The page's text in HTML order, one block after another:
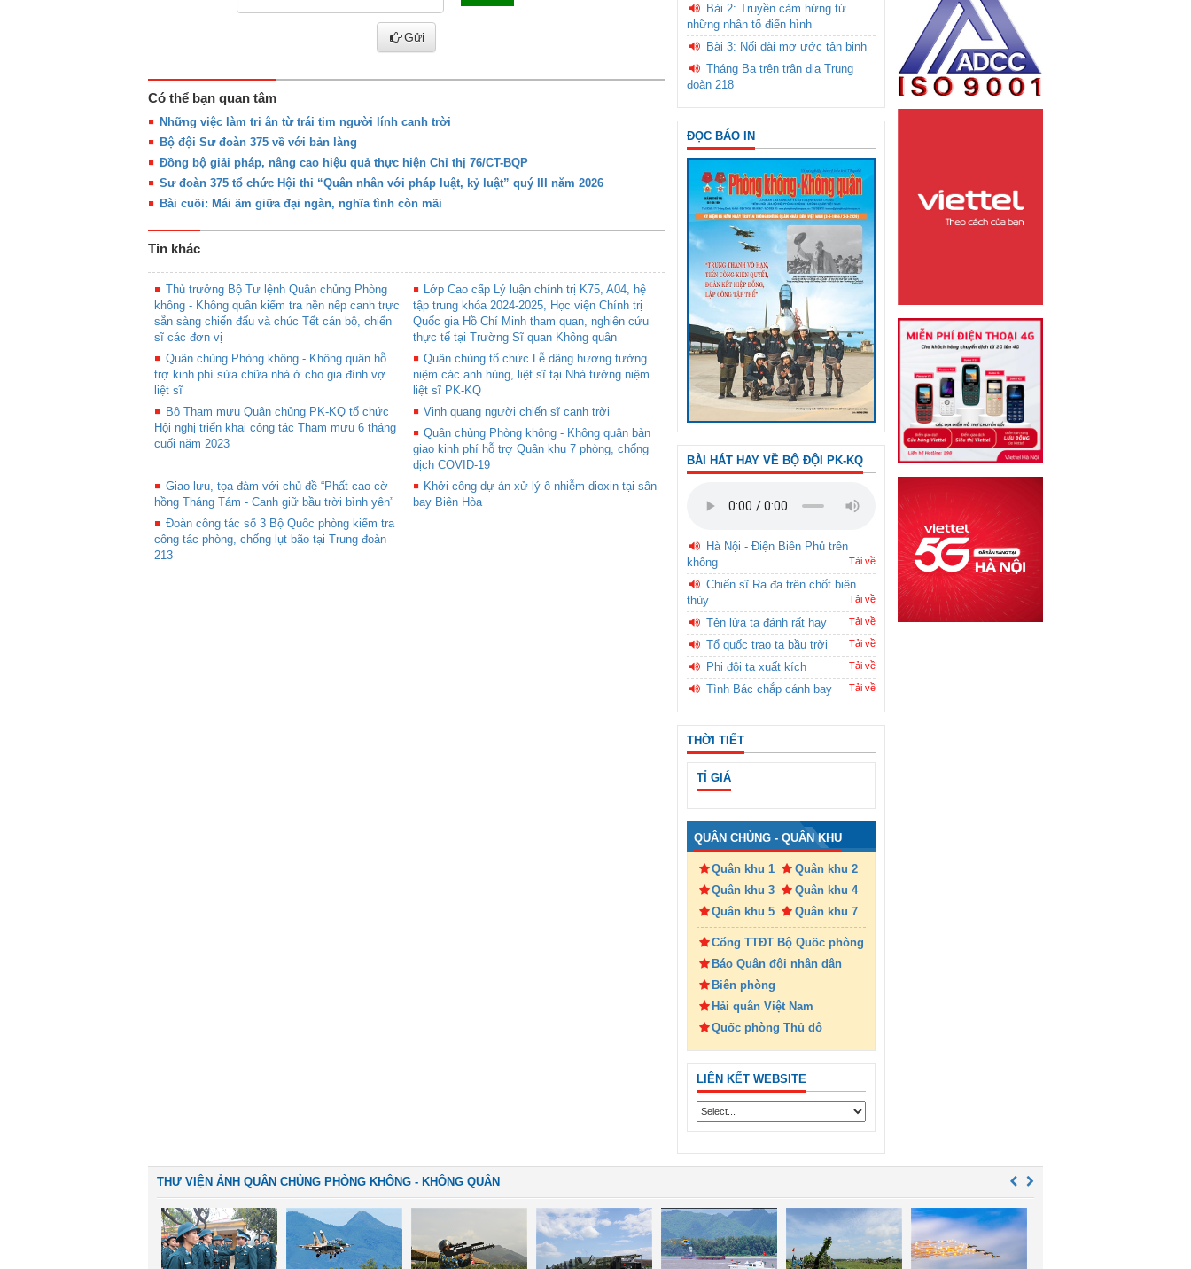
Gửi
Có thể bạn quan tâm
Những việc làm tri ân từ trái tim người lính canh trời
Bộ đội Sư đoàn 375 về với bản làng
Đồng bộ giải pháp, nâng cao hiệu quả thực hiện Chỉ thị 76/CT-BQP
Sư đoàn 375 tổ chức Hội thi “Quân nhân với pháp luật, kỷ luật” quý III năm 2026
Bài cuối: Mái ấm giữa đại ngàn, nghĩa tình còn mãi
Tin khác
Thủ trưởng Bộ Tư lệnh Quân chủng Phòng
không - Không quân kiểm tra nền nếp canh trực
sẵn sàng chiến đấu và chúc Tết cán bộ, chiến
sĩ các đơn vị
Lớp Cao cấp Lý luận chính trị K75, A04, hệ
tập trung khóa 2024-2025, Học viện Chính trị
Quốc gia Hồ Chí Minh tham quan, nghiên cứu
thực tế tại Trường Sĩ quan Không quân
Quân chủng Phòng không - Không quân hỗ
trợ kinh phí sửa chữa nhà ở cho gia đình vợ
liệt sĩ
Quân chủng tổ chức Lễ dâng hương tưởng
niệm các anh hùng, liệt sĩ tại Nhà tưởng niệm
liệt sĩ PK-KQ
Bộ Tham mưu Quân chủng PK-KQ tổ chức
Hội nghị triển khai công tác Tham mưu 6 tháng
cuối năm 2023
Vinh quang người chiến sĩ canh trời
Quân chủng Phòng không - Không quân bàn
giao kinh phí hỗ trợ Quân khu 7 phòng, chống
dịch COVID-19
Giao lưu, tọa đàm với chủ đề “Phất cao cờ
hồng Tháng Tám - Canh giữ bầu trời bình yên”
Khởi công dự án xử lý ô nhiễm dioxin tại sân
bay Biên Hòa
Đoàn công tác số 3 Bộ Quốc phòng kiểm tra
công tác phòng, chống lụt bão tại Trung đoàn
213
Bài 2: Truyền cảm hứng từ
những nhân tố điển hình
Bài 3: Nối dài mơ ước tân binh
Tháng Ba trên trận địa Trung
đoàn 218
ĐỌC BÁO IN
BÀI HÁT HAY VỀ BỘ ĐỘI PK-KQ
Hà Nội - Điện Biên Phủ trên
không
Tải về
Chiến sĩ Ra đa trên chốt biên
thùy
Tải về
Tên lửa ta đánh rất hay Tải về
Tổ quốc trao ta bầu trời Tải về
Phi đội ta xuất kích Tải về
Tình Bác chắp cánh bay Tải về
THỜI TIẾT
TỈ GIÁ
QUÂN CHỦNG - QUÂN KHU
Quân khu 1
Quân khu 2
Quân khu 3
Quân khu 4
Quân khu 5
Quân khu 7
Cổng TTĐT Bộ Quốc phòng
Báo Quân đội nhân dân
Biên phòng
Hải quân Việt Nam
Quốc phòng Thủ đô
LIÊN KẾT WEBSITE
THƯ VIỆN ẢNH QUÂN CHỦNG PHÒNG KHÔNG - KHÔNG QUÂN